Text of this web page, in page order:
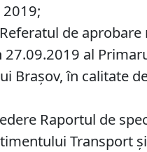
de aprobare
27.09.2019 al
Braşov, în calitate
Raportul de
Transport și